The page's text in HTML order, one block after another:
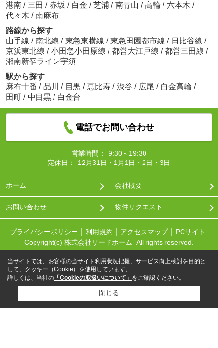
港南 / 三田 / 赤坂 / 白金 / 芝浦 / 南青山 / 高輪 / 六本木 /
代々木 / 南麻布
路線から探す
山手線 / 南北線 / 東急東横線 / 東急田園都市線 / 日比谷線 /
京浜東北線 / 小田急小田原線 / 都営大江戸線 / 都営三田線 /
湘南新宿ライン宇須
駅から探す
麻布十番 / 品川 / 目黒 / 恵比寿 / 渋谷 / 広尾 / 白金高輪 /
田町 / 中目黒 / 白金台
電話でお問い合わせ
営業時間：
9:30～19:30
定休日：
12月31日・1月1日・2日・3日
ホーム 会社概要
お問い合わせ 物件リクエスト
プライバシーポリシー 利用規約 アクセスマップ
PCサイト
Copyright(c) 株式会社リードホーム All rights reserved.
当サイトでは、お客様の当サイト利用状況把握、サービス向上検討を目的と
して、クッキー（Cookie）を使用しています。
詳しくは、当社の 「Cookieの取扱いについて」 をご確認ください。
閉じる